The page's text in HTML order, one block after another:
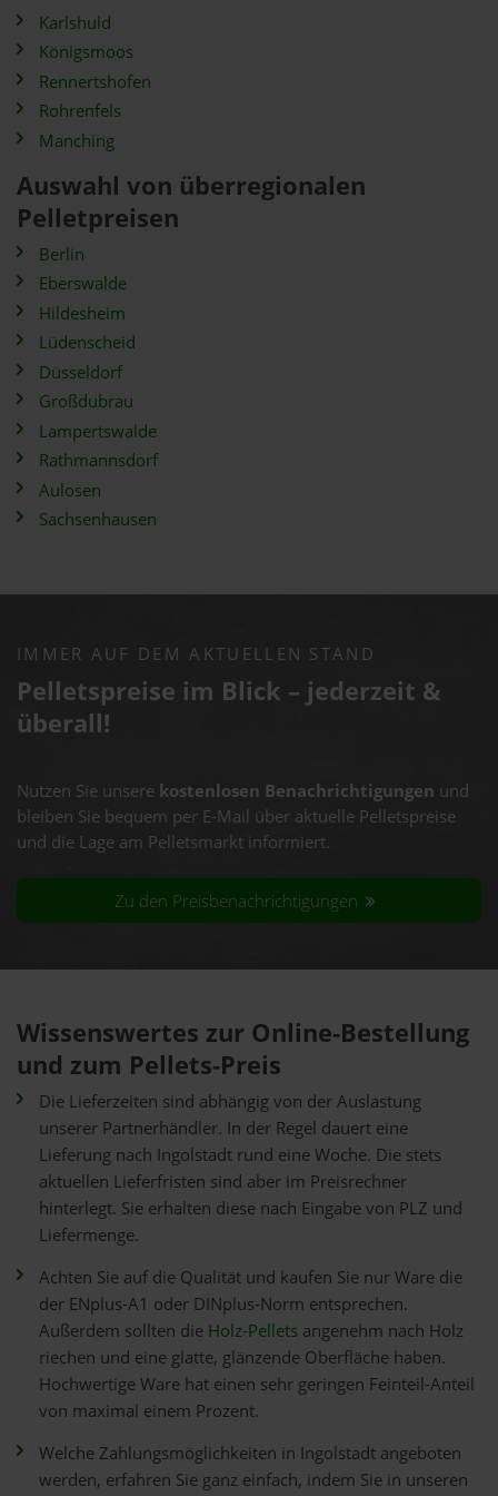
Karlshuld
Königsmoos
Rennertshofen
Rohrenfels
Manching
Auswahl von überregionalen
Pelletpreisen
Berlin
Eberswalde
Hildesheim
Lüdenscheid
Düsseldorf
Großdubrau
Lampertswalde
Rathmannsdorf
Aulosen
Sachsenhausen
IMMER AUF DEM AKTUELLEN STAND
Pelletspreise im Blick – jederzeit &
überall!
Nutzen Sie unsere kostenlosen Benachrichtigungen und
bleiben Sie bequem per E-Mail über aktuelle Pelletspreise
und die Lage am Pelletsmarkt informiert.
Zu den Preisbenachrichtigungen
Wissenswertes zur Online-Bestellung
und zum Pellets-Preis
Die Lieferzeiten sind abhängig von der Auslastung
unserer Partnerhändler. In der Regel dauert eine
Lieferung nach Ingolstadt rund eine Woche. Die stets
aktuellen Lieferfristen sind aber im Preisrechner
hinterlegt. Sie erhalten diese nach Eingabe von PLZ und
Liefermenge.
Achten Sie auf die Qualität und kaufen Sie nur Ware die
der ENplus-A1 oder DINplus-Norm entsprechen.
Außerdem sollten die Holz-Pellets angenehm nach Holz
riechen und eine glatte, glänzende Oberfläche haben.
Hochwertige Ware hat einen sehr geringen Feinteil-Anteil
von maximal einem Prozent.
Welche Zahlungsmöglichkeiten in Ingolstadt angeboten
werden, erfahren Sie ganz einfach, indem Sie in unseren